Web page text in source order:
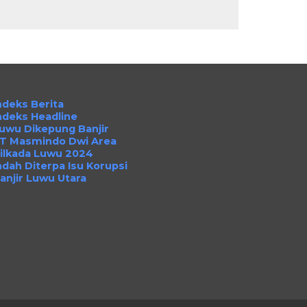
Berita
Headline
Dikepung Banjir
Masmindo Dwi Area
Luwu 2024
Diterpa Isu Korupsi
Luwu Utara